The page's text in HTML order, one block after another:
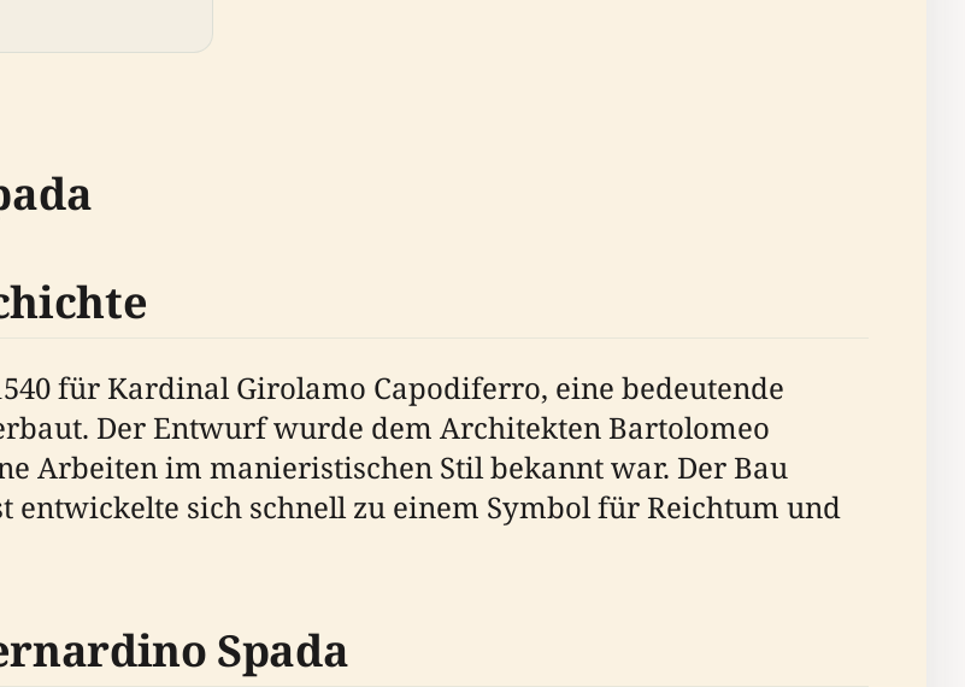
für Kardinal Girolamo Capodiferro, eine bedeutende
Der Entwurf wurde dem Architekten Bartolomeo
Arbeiten im manieristischen Stil bekannt war. Der Bau
entwickelte sich schnell zu einem Symbol für Reichtum und
Spada